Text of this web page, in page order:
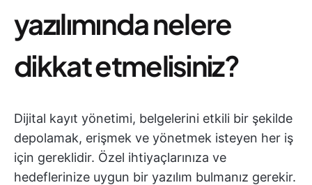
yazılımında nelere
dikkat etmelisiniz?
Dijital kayıt yönetimi, belgelerini etkili bir şekilde
depolamak, erişmek ve yönetmek isteyen her iş
için gereklidir. Özel ihtiyaçlarınıza ve
hedeflerinize uygun bir yazılım bulmanız gerekir.